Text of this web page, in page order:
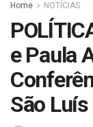
Home NOTÍCIAS
e Paula
São Luís